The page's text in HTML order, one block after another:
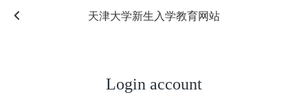
天津大学新生入学教育网站
Login account